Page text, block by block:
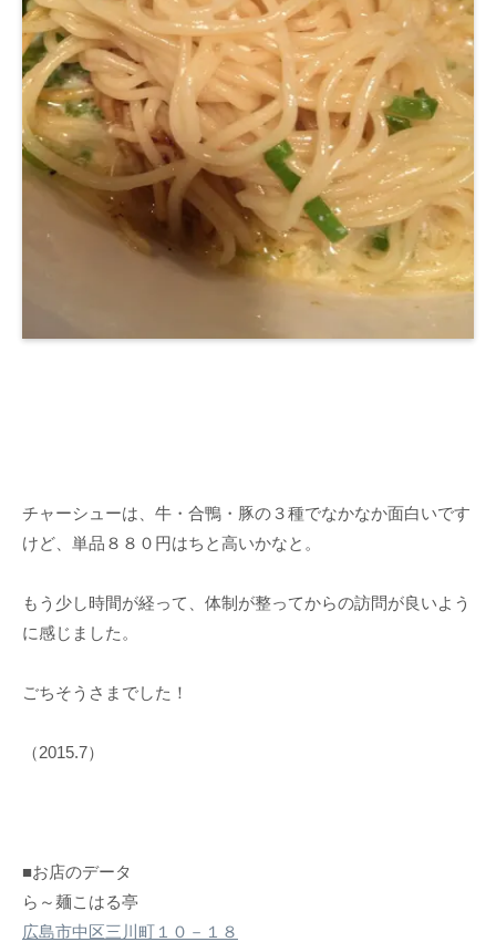
チャーシューは、牛・合鴨・豚の３種でなかなか面白いです
けど、単品８８０円はちと高いかなと。
もう少し時間が経って、体制が整ってからの訪問が良いよう
に感じました。
ごちそうさまでした！
（2015.7）
■お店のデータ
ら～麺こはる亭
広島市中区三川町１０－１８